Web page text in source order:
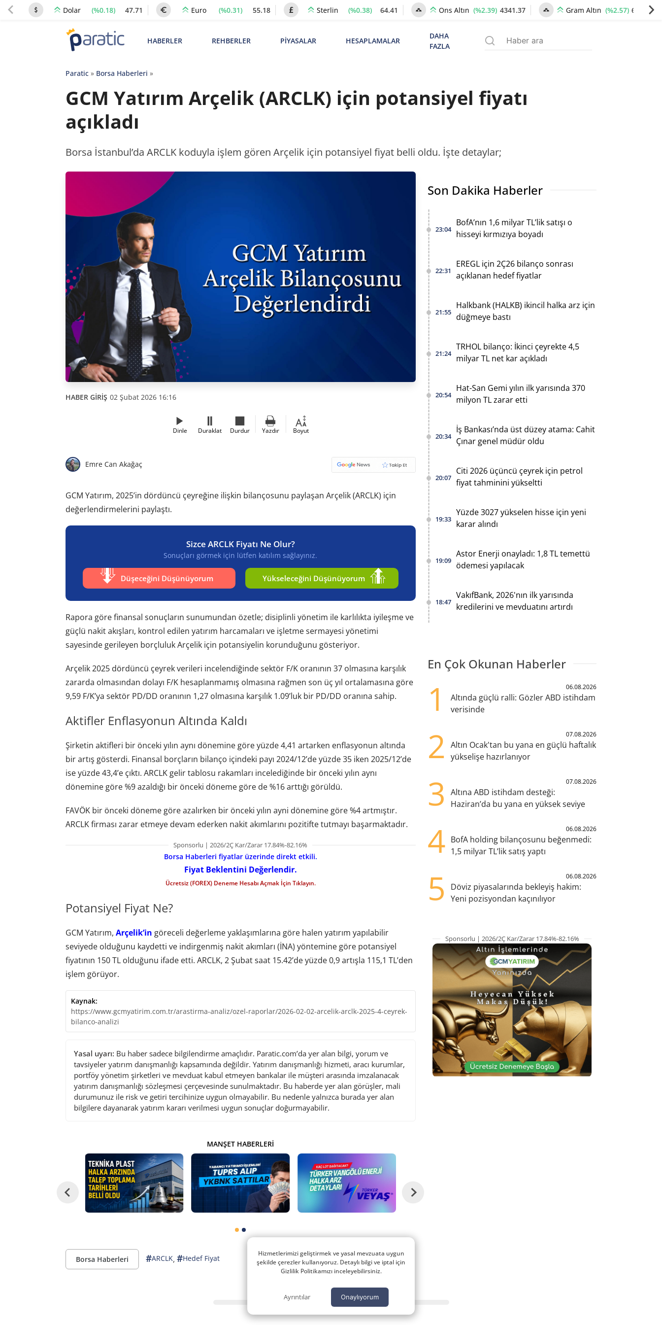
Dolar (%0.18) 47.71 Euro (%0.31) 55.18 Sterlin (%0.38) 64.41 Ons Altın (%2.39) 4341.37 Gram Altın (%2.57) 6659.77
HABERLER REHBERLER PİYASALAR HESAPLAMALAR
DAHA
FAZLA
Paratic» Borsa Haberleri »
GCM Yatırım Arçelik (ARCLK) için potansiyel fiyatı
açıkladı
Borsa İstanbul’da ARCLK koduyla işlem gören Arçelik için potansiyel fiyat belli oldu. İşte detaylar;
HABER GİRİŞ 02 Şubat 2026 16:16
Dinle Duraklat Durdur Yazdır Boyut
Emre Can Akağaç
GCM Yatırım, 2025’in dördüncü çeyreğine ilişkin bilançosunu paylaşan Arçelik (ARCLK) için
değerlendirmelerini paylaştı.
Sizce ARCLK Fiyatı Ne Olur?
Sonuçları görmek için lütfen katılım sağlayınız.
Düşeceğini Düşünüyorum Yükseleceğini Düşünüyorum
Rapora göre finansal sonuçların sunumundan özetle; disiplinli yönetim ile karlılıkta iyileşme ve
güçlü nakit akışları, kontrol edilen yatırım harcamaları ve işletme sermayesi yönetimi
sayesinde gerileyen borçluluk Arçelik için potansiyelin korunduğunu gösteriyor.
Arçelik 2025 dördüncü çeyrek verileri incelendiğinde sektör F/K oranının 37 olmasına karşılık
zararda olmasından dolayı F/K hesaplanmamış olmasına rağmen son üç yıl ortalamasına göre
9,59 F/K’ya sektör PD/DD oranının 1,27 olmasına karşılık 1.09’luk bir PD/DD oranına sahip.
Aktifler Enflasyonun Altında Kaldı
Şirketin aktifleri bir önceki yılın aynı dönemine göre yüzde 4,41 artarken enflasyonun altında
bir artış gösterdi. Finansal borçların bilanço içindeki payı 2024/12’de yüzde 35 iken 2025/12’de
ise yüzde 43,4’e çıktı. ARCLK gelir tablosu rakamları incelediğinde bir önceki yılın aynı
dönemine göre %9 azaldığı bir önceki döneme göre de %16 arttığı görüldü.
FAVÖK bir önceki döneme göre azalırken bir önceki yılın ayni dönemine göre %4 artmıştır.
ARCLK firması zarar etmeye devam ederken nakit akımlarını pozitifte tutmayı başarmaktadır.
Sponsorlu | 2026/2Ç Kar/Zarar 17.84%-82.16%
Borsa Haberleri fiyatlar üzerinde direkt etkili.
Fiyat Beklentini Değerlendir.
Ücretsiz (FOREX) Deneme Hesabı Açmak İçin Tıklayın.
Potansiyel Fiyat Ne?
GCM Yatırım, Arçelik’in göreceli değerleme yaklaşımlarına göre halen yatırım yapılabilir
seviyede olduğunu kaydetti ve indirgenmiş nakit akımları (İNA) yöntemine göre potansiyel
fiyatının 150 TL olduğunu ifade etti. ARCLK, 2 Şubat saat 15.42’de yüzde 0,9 artışla 115,1 TL’den
işlem görüyor.
Kaynak:
https://www.gcmyatirim.com.tr/arastirma-analiz/ozel-raporlar/2026-02-02-arcelik-arclk-2025-4-ceyrek-
bilanco-analizi
Yasal uyarı: Bu haber sadece bilgilendirme amaçlıdır. Paratic.com’da yer alan bilgi, yorum ve
tavsiyeler yatırım danışmanlığı kapsamında değildir. Yatırım danışmanlığı hizmeti, aracı kurumlar,
portföy yönetim şirketleri ve mevduat kabul etmeyen bankalar ile müşteri arasında imzalanacak
yatırım danışmanlığı sözleşmesi çerçevesinde sunulmaktadır. Bu haberde yer alan görüşler, mali
durumunuz ile risk ve getiri tercihinize uygun olmayabilir. Bu nedenle yalnızca burada yer alan
bilgilere dayanarak yatırım kararı verilmesi uygun sonuçlar doğurmayabilir.
MANŞET HABERLERI
Borsa Haberleri #ARCLK, #Hedef Fiyat
Son Dakika Haberler
23:04
BofA’nın 1,6 milyar TL’lik satışı o
hisseyi kırmızıya boyadı
22:31
EREGL için 2Ç26 bilanço sonrası
açıklanan hedef fiyatlar
21:55
Halkbank (HALKB) ikincil halka arz için
düğmeye bastı
21:24
TRHOL bilanço: İkinci çeyrekte 4,5
milyar TL net kar açıkladı
20:54
Hat-San Gemi yılın ilk yarısında 370
milyon TL zarar etti
20:34
İş Bankası’nda üst düzey atama: Cahit
Çınar genel müdür oldu
20:07
Citi 2026 üçüncü çeyrek için petrol
fiyat tahminini yükseltti
19:33
Yüzde 3027 yükselen hisse için yeni
karar alındı
19:09
Astor Enerji onayladı: 1,8 TL temettü
ödemesi yapılacak
18:47
VakıfBank, 2026'nın ilk yarısında
kredilerini ve mevduatını artırdı
En Çok Okunan Haberler
1 06.08.2026
Altında güçlü ralli: Gözler ABD istihdam
verisinde
2 07.08.2026
Altın Ocak'tan bu yana en güçlü haftalık
yükselişe hazırlanıyor
3 07.08.2026
Altına ABD istihdam desteği:
Haziran’da bu yana en yüksek seviye
4 06.08.2026
BofA holding bilançosunu beğenmedi:
1,5 milyar TL’lik satış yaptı
5 06.08.2026
Döviz piyasalarında bekleyiş hakim:
Yeni pozisyondan kaçınılıyor
Sponsorlu | 2026/2Ç Kar/Zarar 17.84%-82.16%
Hizmetlerimizi geliştirmek ve yasal mevzuata uygun
şekilde çerezler kullanıyoruz. Detaylı bilgi ve iptal için
Gizlilik Politikamızı inceleyebilirsiniz.
Ayrıntılar Onaylıyorum